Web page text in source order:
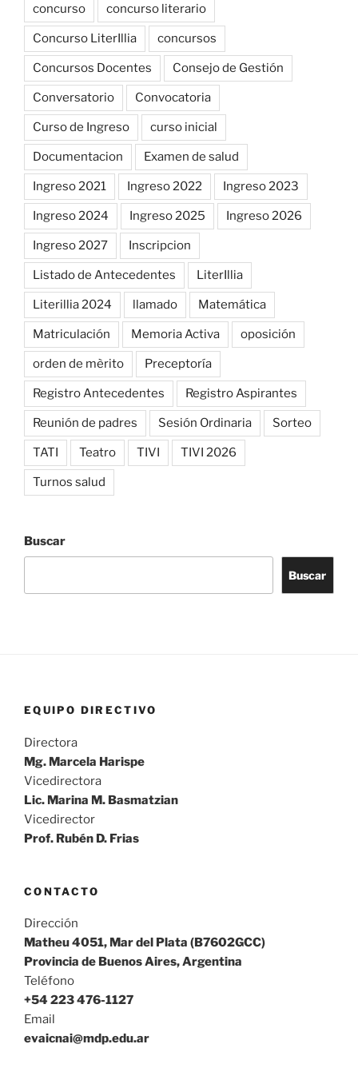
concurso concurso literario
Concurso LiterIllia concursos
Concursos Docentes Consejo de Gestión
Conversatorio Convocatoria
Curso de Ingreso curso inicial
Documentacion Examen de salud
Ingreso 2021 Ingreso 2022 Ingreso 2023
Ingreso 2024 Ingreso 2025 Ingreso 2026
Ingreso 2027 Inscripcion
Listado de Antecedentes LiterIllia
Literillia 2024 llamado Matemática
Matriculación Memoria Activa oposición
orden de mèrito Preceptoría
Registro Antecedentes Registro Aspirantes
Reunión de padres Sesión Ordinaria Sorteo
TATI Teatro TIVI TIVI 2026
Turnos salud
Buscar
Buscar
EQUIPO DIRECTIVO
Directora
Mg. Marcela Harispe
Vicedirectora
Lic. Marina M. Basmatzian
Vicedirector
Prof. Rubén D. Frias
CONTACTO
Dirección
Matheu 4051, Mar del Plata (B7602GCC)
Provincia de Buenos Aires, Argentina
Teléfono
+54 223 476-1127
Email
evaicnai@mdp.edu.ar